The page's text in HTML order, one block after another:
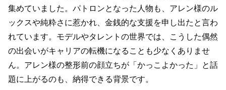
集めていました。パトロンとなった人物も、アレン様のル
ックスや純粋さに惹かれ、金銭的な支援を申し出たと言わ
れています。モデルやタレントの世界では、こうした偶然
の出会いがキャリアの転機になることも少なくありませ
ん。アレン様の整形前の顔立ちが「かっこよかった」と話
題に上がるのも、納得できる背景です。